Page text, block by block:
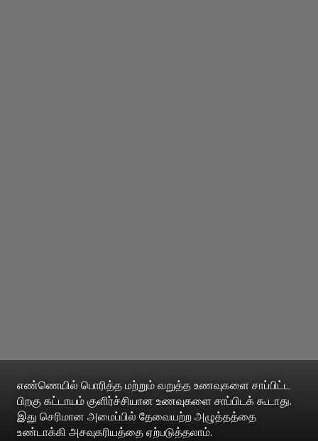
எண்ணெயில் பொரித்த மற்றும் வறுத்த உணவுகளை சாப்பிட்ட
பிறகு கட்டாயம் குளிர்ச்சியான உணவுகளை சாப்பிடக் கூடாது.
இது செரிமான அமைப்பில் தேவையற்ற அழுத்தத்தை
உண்டாக்கி அசவுகரியத்தை ஏற்படுத்தலாம்.